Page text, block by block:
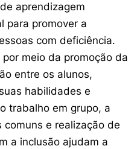
aprendizagem
para promover a
com deficiência.
meio da promoção da
entre os alunos,
habilidades e
trabalho em grupo, a
e realização de
a inclusão ajudam a